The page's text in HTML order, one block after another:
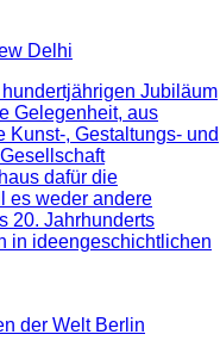
Delhi
Jubiläum
Gelegenheit, aus
Kunst-, Gestaltungs- und
dafür die
es weder andere
20. Jahrhunderts
in ideengeschichtlichen
der Welt Berlin